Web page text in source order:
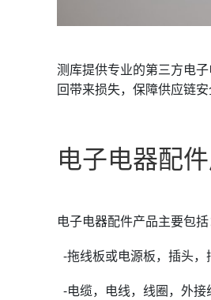
测库提供专业的第三方电
回带来损失，保障供应链安
电子电器配
电子电器配件产品主要包括
-拖线板或电源板，插头
-电缆，电线，线圈，外接